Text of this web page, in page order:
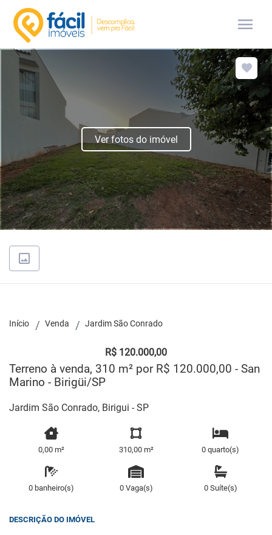
menu
Ver fotos do imóvel
Início Venda Jardim São Conrado
R$ 120.000,00
Terreno à venda, 310 m² por R$ 120.000,00 - San
Marino - Birigüi/SP
Jardim São Conrado, Birigui - SP
0,00 m² 310,00 m² 0 quarto(s)
0 banheiro(s) 0 Vaga(s) 0 Suíte(s)
DESCRIÇÃO DO IMÓVEL